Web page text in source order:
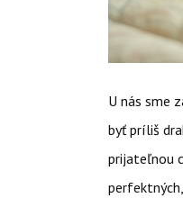
U nás sme
byť príliš
prijateľnou